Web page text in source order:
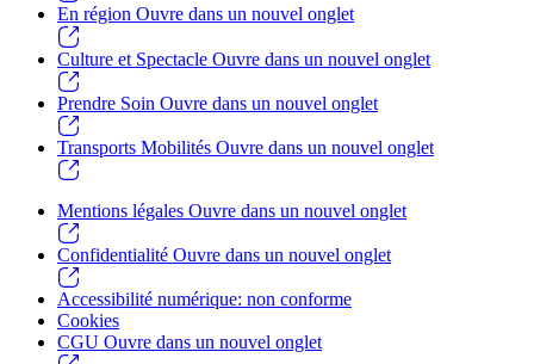
En région Ouvre dans un nouvel onglet
Culture et Spectacle Ouvre dans un nouvel onglet
Prendre Soin Ouvre dans un nouvel onglet
Transports Mobilités Ouvre dans un nouvel onglet
Mentions légales Ouvre dans un nouvel onglet
Confidentialité Ouvre dans un nouvel onglet
Accessibilité numérique: non conforme
Cookies
CGU Ouvre dans un nouvel onglet